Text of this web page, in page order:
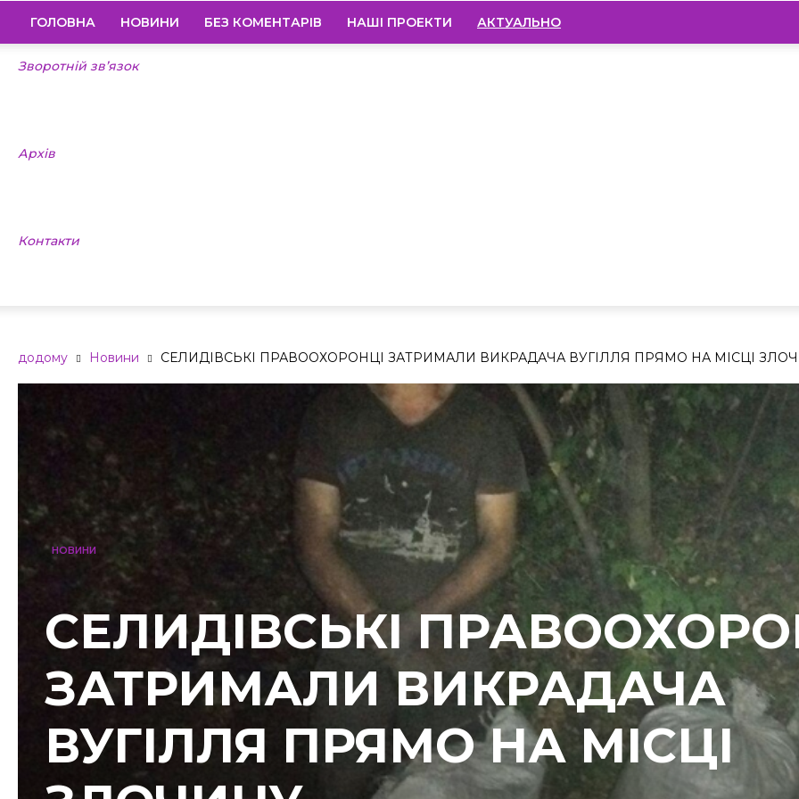
ГОЛОВНА НОВИНИ БЕЗ КОМЕНТАРІВ НАШІ ПРОЕКТИ АКТУАЛЬНО
Зворотній зв’язок
Архів
Контакти
додому Новини СЕЛИДІВСЬКІ ПРАВООХОРОНЦІ ЗАТРИМАЛИ ВИКРАДАЧА ВУГІЛЛЯ ПРЯМО НА МІСЦІ
НОВИНИ
СЕЛИДІВСЬКІ
ЗАТРИМАЛИ ВИКРАДАЧА
ВУГІЛЛЯ ПРЯМО НА МІСЦІ